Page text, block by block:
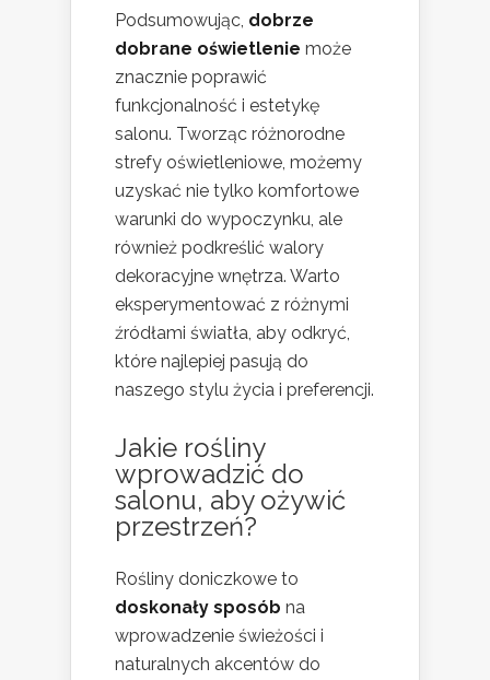
Podsumowując, dobrze
dobrane oświetlenie może
znacznie poprawić
funkcjonalność i estetykę
salonu. Tworząc różnorodne
strefy oświetleniowe, możemy
uzyskać nie tylko komfortowe
warunki do wypoczynku, ale
również podkreślić walory
dekoracyjne wnętrza. Warto
eksperymentować z różnymi
źródłami światła, aby odkryć,
które najlepiej pasują do
naszego stylu życia i preferencji.
Jakie rośliny
wprowadzić do
salonu, aby ożywić
przestrzeń?
Rośliny doniczkowe to
doskonały sposób na
wprowadzenie świeżości i
naturalnych akcentów do